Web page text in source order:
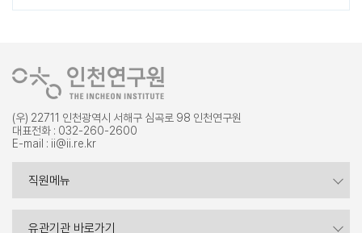
(우) 22711 인천광역시 서해구 심곡로 98 인천연구원
대표전화 : 032-260-2600
E-mail : ii@ii.re.kr
직원메뉴
유관기관 바로가기